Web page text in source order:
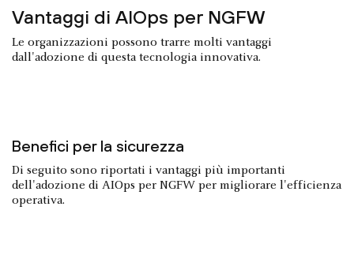
Vantaggi di AIOps per NGFW
Le organizzazioni possono trarre molti vantaggi
dall'adozione di questa tecnologia innovativa.
Benefici per la sicurezza
Di seguito sono riportati i vantaggi più importanti
dell'adozione di AIOps per NGFW per migliorare l'efficienza
operativa.